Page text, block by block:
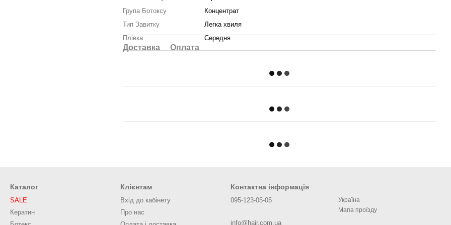
Група Ботоксу
Концентрат
Тип Завитку
Легка хвиля
Плівка
Середня
Доставка Оплата
Каталог
SALE
Кератин
Клієнтам
Вхід до кабінету
Про нас
Контактна інформація
095-123-05-05
info@hair.com.ua
Україна
Мапа проїзду